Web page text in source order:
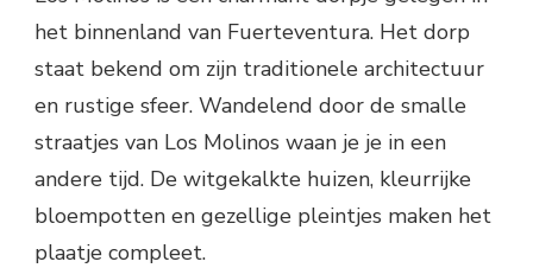
het binnenland van Fuerteventura. Het dorp
staat bekend om zijn traditionele architectuur
en rustige sfeer. Wandelend door de smalle
straatjes van Los Molinos waan je je in een
andere tijd. De witgekalkte huizen, kleurrijke
bloempotten en gezellige pleintjes maken het
plaatje compleet.